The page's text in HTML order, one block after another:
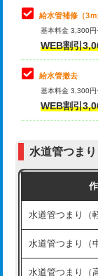
マス交換（土の
マス交換（深さ
マス交換（深さ
コンクリート
モルタル補修（
洗面台設置
化粧台設置
理・調整・分解
止水・漏水調
理・調整・分
その他部品の脱着
交換・取付（タ
式）)
式・ワンホール
交換・取付(排水
給水管補修（3ｍ
基本料金 3,300
WEB割引
給水管撤去
基本料金 3,300
WEB割引
水道管つま
水道管つまり（
水道管つまり（
水道管つまり（